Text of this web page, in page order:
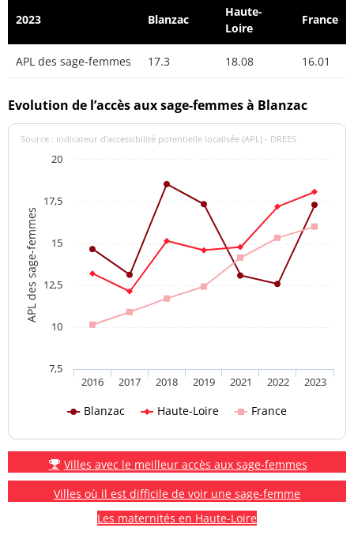
2023 Blanzac
Haute-
Loire
France
APL des sage-femmes 17.3 18.08 16.01
Evolution de l’accès aux sage-femmes à Blanzac
APL des sage-femmes
Source : indicateur d’accessibilité potentielle localisée (APL) - DREES
Blanzac Haute-Loire France
2016 2017 2018 2019 2021 2022 2023
7,5
10
12,5
15
17,5
20
Villes avec le meilleur accès aux sage-femmes
Villes où il est difficile de voir une sage-femme
Les maternités en Haute-Loire